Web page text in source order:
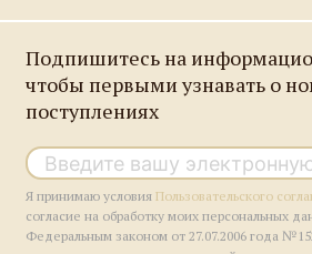
Подпишитесь на
чтобы первыми узнавать о
поступлениях
Я принимаю условияПользовательского
согласие на обработку моих персональных
Федеральным законом от 27.07.2006 года